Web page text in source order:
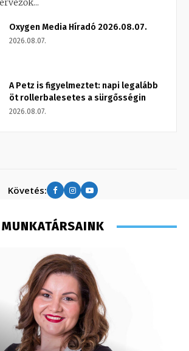
Oxygen Media Híradó 2026.08.07.
2026.08.07.
A Petz is figyelmeztet: napi legalább
öt rollerbalesetes a sürgősségin
2026.08.07.
Követés:
MUNKATÁRSAINK